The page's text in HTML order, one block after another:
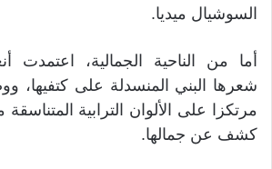
السوشيال ميديا.
أما من الناحية الجمالية،
شعرها البني المنسدلة على كتفيها،
مرتكزا على الألوان الترابية
كشف عن جمالها.